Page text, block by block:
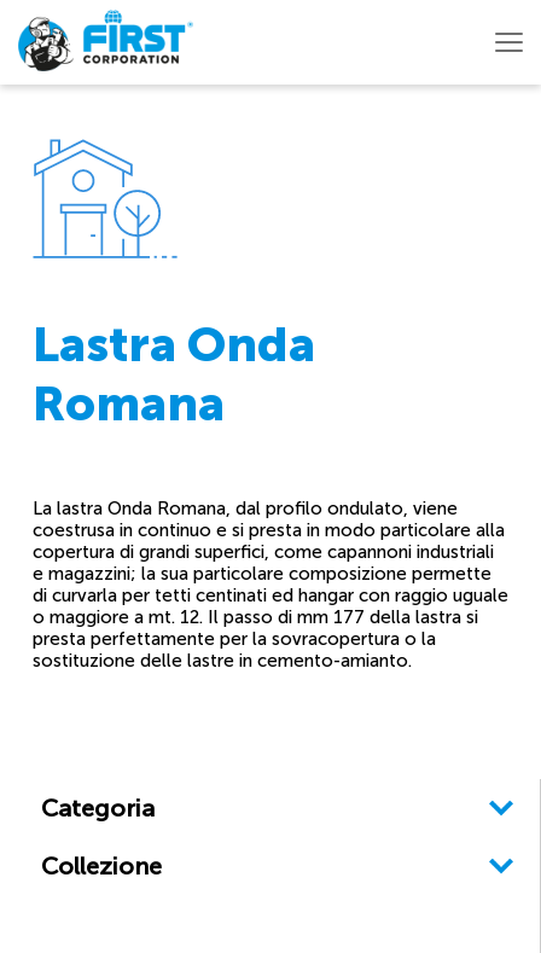
Lastra Onda
Romana
La lastra Onda Romana, dal profilo ondulato, viene
coestrusa in continuo e si presta in modo particolare alla
copertura di grandi superfici, come capannoni industriali
e magazzini; la sua particolare composizione permette
di curvarla per tetti centinati ed hangar con raggio uguale
o maggiore a mt. 12. Il passo di mm 177 della lastra si
presta perfettamente per la sovracopertura o la
sostituzione delle lastre in cemento-amianto.